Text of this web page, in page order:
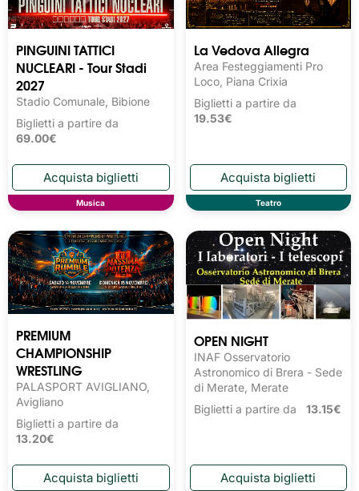
PINGUINI TATTICI
NUCLEARI - Tour Stadi
2027
Stadio Comunale, Bibione
Biglietti a partire da
69.00€
Musica
La Vedova Allegra
Area Festeggiamenti Pro
Loco, Piana Crixia
Biglietti a partire da
19.53€
Teatro
PREMIUM
CHAMPIONSHIP
WRESTLING
PALASPORT AVIGLIANO,
Avigliano
Biglietti a partire da
13.20€
OPEN NIGHT
INAF Osservatorio
Astronomico di Brera - Sede
di Merate, Merate
Biglietti a partire da 13.15€